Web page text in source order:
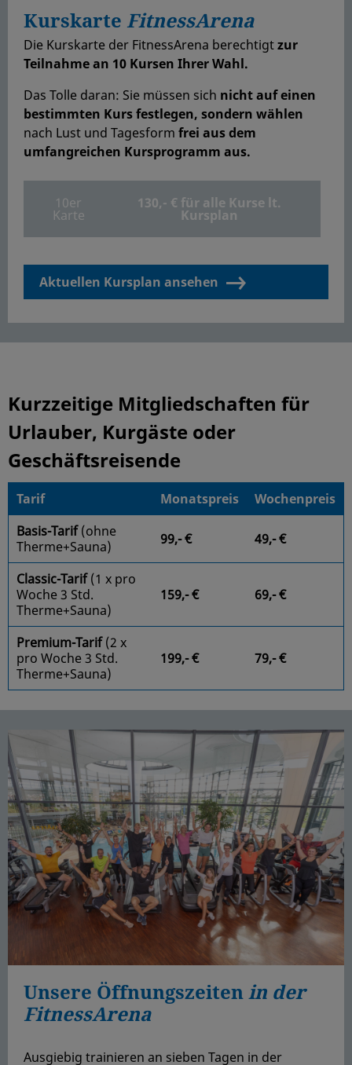
Kurskarte FitnessArena
Die Kurskarte der FitnessArena berechtigtzur
Teilnahme an 10 Kursen Ihrer Wahl.
Das Tolle daran: Sie müssen sich nicht auf einen
bestimmten Kurs festlegen, sondern wählen
nach Lust und Tagesform frei aus dem
umfangreichen Kursprogramm aus.
10er
Karte
130,- € für alle Kurse lt.
Kursplan
Aktuellen Kursplan ansehen
Kurzzeitige Mitgliedschaften für
Urlauber, Kurgäste oder
Geschäftsreisende
Tarif Monatspreis
Wochenpreis
Basis-Tarif(ohne
Therme+Sauna)
99,- € 49,- €
Classic-Tarif(1 x pro
Woche 3 Std.
Therme+Sauna)
159,- € 69,- €
Premium-Tarif(2 x
pro Woche 3 Std.
Therme+Sauna)
199,- € 79,- €
Unsere Öffnungszeitenin der
FitnessArena
Ausgiebig trainieren an sieben Tagen in der